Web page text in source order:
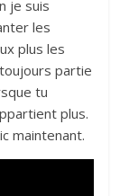
je suis
les
plus les
partie
tu
plus.
maintenant.